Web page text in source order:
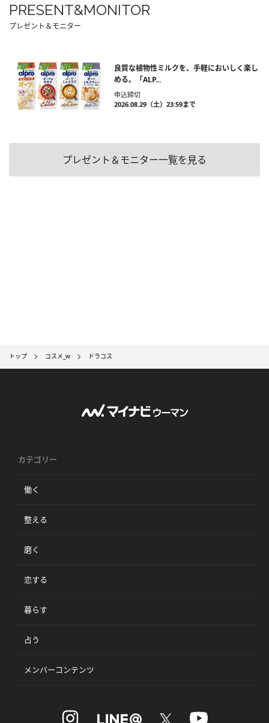
PRESENT&MONITOR
プレゼント＆モニター
良質な植物性ミルクを、手軽においしく楽し
める。「ALP...
申込締切
2026.08.29（土）23:59まで
プレゼント＆モニター一覧を見る
トップ コスメ_w ドラコス
カテゴリー
働く
整える
磨く
恋する
暮らす
占う
メンバーコンテンツ